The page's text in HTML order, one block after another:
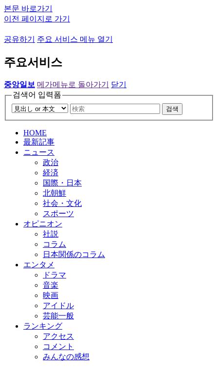
본문 바로가기
이전 페이지로 가기
공유하기 주요 서비스 메뉴 열기
주요서비스
중앙일보 메가메뉴로 돌아가기
닫기
검색어 입력폼
검색
HOME
最新記事
ニュース
政治
経済
国際・日本
北朝鮮
社会・文化
スポーツ
オピニオン
社説
コラム
日本関係のコラム
エンタメ
ドラマ
音楽
映画
アイドル
芸能一般
ランキング
アクセス
コメント
みんなの感想